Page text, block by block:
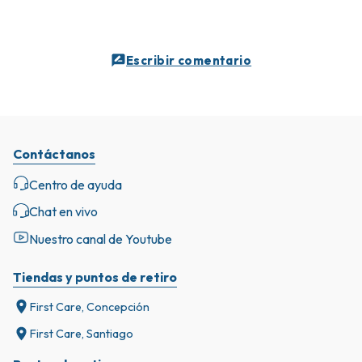
Escribir comentario
Tiendas y puntos de retiro
First Care, Concepción
First Care, Santiago
Contáctanos
Centro de ayuda
Chat en vivo
Nuestro canal de Youtube